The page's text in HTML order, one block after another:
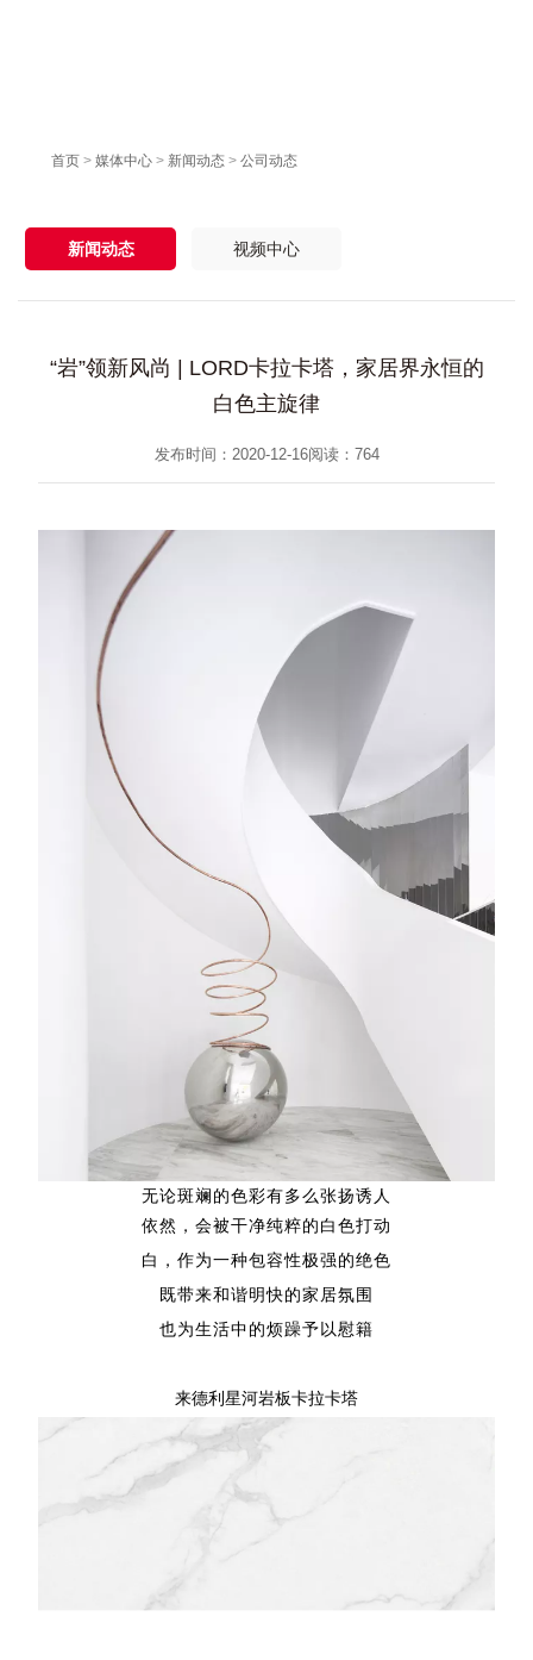
首页 > 媒体中心 > 新闻动态 > 公司动态
新闻动态 视频中心
“岩”领新风尚 | LORD卡拉卡塔，家居界永恒的
白色主旋律
发布时间：2020-12-16阅读： 764
无论斑斓的色彩有多么张扬诱人
依然，会被干净纯粹的白色打动
白，作为一种包容性极强的绝色
既带来和谐明快的家居氛围
也为生活中的烦躁予以慰籍
来德利星河岩板卡拉卡塔